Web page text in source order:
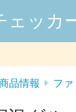
ェッカ
品情報 ファ